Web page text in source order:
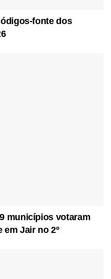
fonte dos
municípios votaram
em Jair no 2º